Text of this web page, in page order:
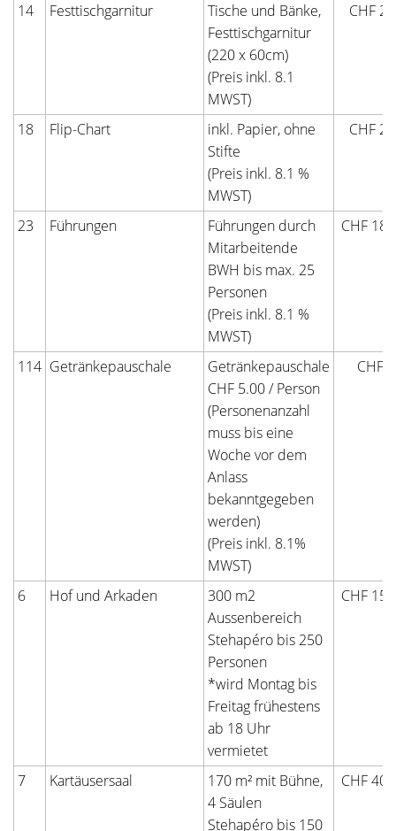
14 Festtischgarnitur
Tische und Bänke,
Festtischgarnitur
(220 x 60cm)
(Preis inkl. 8.1
MWST)
CHF
18 Flip-Chart
inkl. Papier, ohne
Stifte
(Preis inkl. 8.1 %
MWST)
CHF
23 Führungen
Führungen durch
Mitarbeitende
BWH bis max. 25
Personen
(Preis inkl. 8.1 %
MWST)
CHF
114 Getränkepauschale
Getränkepauschale
CHF 5.00 / Person
(Personenanzahl
muss bis eine
Woche vor dem
Anlass
bekanntgegeben
werden)
(Preis inkl. 8.1%
MWST)
CHF
6 Hof und Arkaden
300 m2
Aussenbereich
Stehapéro bis 250
Personen
*wird Montag bis
Freitag frühestens
ab 18 Uhr
vermietet
CHF
7 Kartäusersaal
170 m² mit Bühne,
4 Säulen
Stehapéro bis 150
CHF